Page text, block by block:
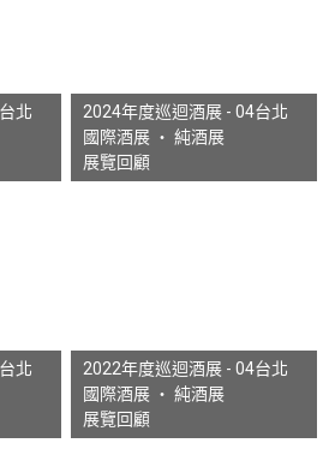
北
2024年度巡迴酒展 - 04台北
國際酒展 ‧ 純酒展
展覽回顧
北
2022年度巡迴酒展 - 04台北
國際酒展 ‧ 純酒展
展覽回顧